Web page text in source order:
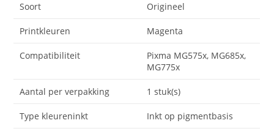
Soort Origineel
Printkleuren Magenta
Compatibiliteit
Pixma MG575x, MG685x,
MG775x
Aantal per verpakking 1 stuk(s)
Type kleureninkt Inkt op pigmentbasis